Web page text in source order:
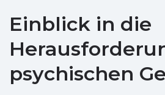
Einblick in die
psychischen